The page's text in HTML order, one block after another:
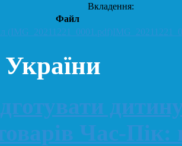
Вкладення:
Файл
України
Час-Пік: